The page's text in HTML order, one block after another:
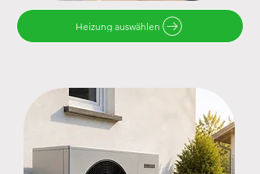
Heizung auswählen